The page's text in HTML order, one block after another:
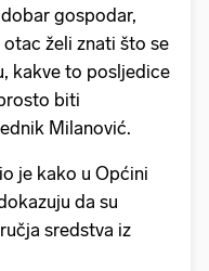
gospodar,
želi znati što se
kakve to posljedice
biti
Milanović.
je kako u Općini
da su
sredstva iz